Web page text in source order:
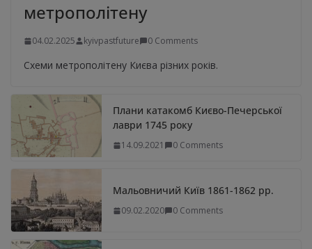
метрополітену
04.02.2025 kyivpastfuture 0 Comments
Схеми метрополітену Києва різних років.
Плани катакомб Києво-Печерської
лаври 1745 року
14.09.2021 0 Comments
Мальовничий Київ 1861-1862 рр.
09.02.2020 0 Comments